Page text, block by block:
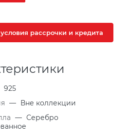
рассрочки и кредита
925
— Вне коллекции
— Серебро